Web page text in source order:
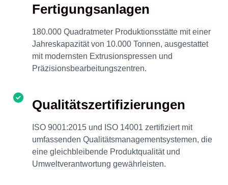
Fertigungsanlagen
180.000 Quadratmeter Produktionsstätte mit einer
Jahreskapazität von 10.000 Tonnen, ausgestattet
mit modernsten Extrusionspressen und
Präzisionsbearbeitungszentren.
Qualitätszertifizierungen
ISO 9001:2015 und ISO 14001 zertifiziert mit
umfassenden Qualitätsmanagementsystemen, die
eine gleichbleibende Produktqualität und
Umweltverantwortung gewährleisten.